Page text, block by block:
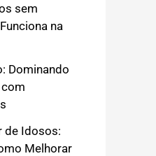
sem
na
Dominando
de Idosos:
Melhorar